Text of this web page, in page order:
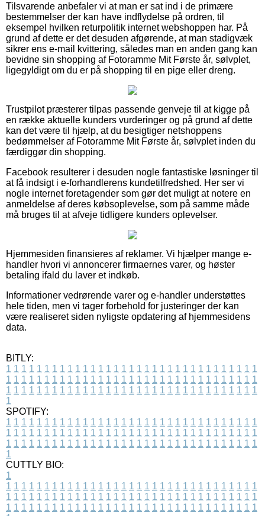
Tilsvarende anbefaler vi at man er sat ind i de primære
bestemmelser der kan have indflydelse på ordren, til
eksempel hvilken returpolitik internet webshoppen har. På
grund af dette er det desuden afgørende, at man stadigvæk
sikrer ens e-mail kvittering, således man en anden gang kan
bevidne sin shopping af Fotoramme Mit Første år, sølvplet,
ligegyldigt om du er på shopping til en pige eller dreng.
Trustpilot præsterer tilpas passende genveje til at kigge på
en række aktuelle kunders vurderinger og på grund af dette
kan det være til hjælp, at du besigtiger netshoppens
bedømmelser af Fotoramme Mit Første år, sølvplet inden du
færdiggør din shopping.
Facebook resulterer i desuden nogle fantastiske løsninger til
at få indsigt i e-forhandlerens kundetilfredshed. Her ser vi
nogle internet foretagender som gør det muligt at notere en
anmeldelse af deres købsoplevelse, som på samme måde
må bruges til at afveje tidligere kunders oplevelser.
Hjemmesiden finansieres af reklamer. Vi hjælper mange e-
handler hvori vi annoncerer firmaernes varer, og høster
betaling ifald du laver et indkøb.
Informationer vedrørende varer og e-handler understøttes
hele tiden, men vi tager forbehold for justeringer der kan
være realiseret siden nyligste opdatering af hjemmesidens
data.
BITLY:
1 1 1 1 1 1 1 1 1 1 1 1 1 1 1 1 1 1 1 1 1 1 1 1 1 1 1 1 1 1 1 1 1
1 1 1 1 1 1 1 1 1 1 1 1 1 1 1 1 1 1 1 1 1 1 1 1 1 1 1 1 1 1 1 1 1
1 1 1 1 1 1 1 1 1 1 1 1 1 1 1 1 1 1 1 1 1 1 1 1 1 1 1 1 1 1 1 1 1
1
SPOTIFY:
1 1 1 1 1 1 1 1 1 1 1 1 1 1 1 1 1 1 1 1 1 1 1 1 1 1 1 1 1 1 1 1 1
1 1 1 1 1 1 1 1 1 1 1 1 1 1 1 1 1 1 1 1 1 1 1 1 1 1 1 1 1 1 1 1 1
1 1 1 1 1 1 1 1 1 1 1 1 1 1 1 1 1 1 1 1 1 1 1 1 1 1 1 1 1 1 1 1 1
1
CUTTLY BIO:
1
1 1 1 1 1 1 1 1 1 1 1 1 1 1 1 1 1 1 1 1 1 1 1 1 1 1 1 1 1 1 1 1 1
1 1 1 1 1 1 1 1 1 1 1 1 1 1 1 1 1 1 1 1 1 1 1 1 1 1 1 1 1 1 1 1 1
1 1 1 1 1 1 1 1 1 1 1 1 1 1 1 1 1 1 1 1 1 1 1 1 1 1 1 1 1 1 1 1 1